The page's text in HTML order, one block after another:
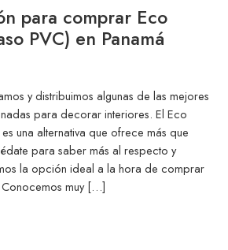
para comprar Eco
PVC) en Panamá
y distribuimos algunas de las mejores
para decorar interiores. El Eco
una alternativa que ofrece más que
para saber más al respecto y
la opción ideal a la hora de comprar
muy […]